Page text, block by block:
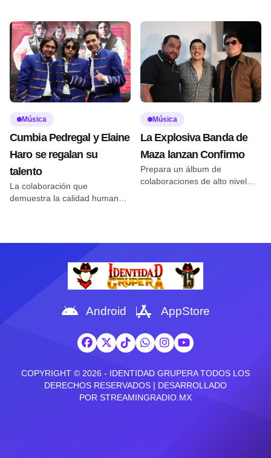
fotos cortesía La agrupación
originaria de Guadalajara
presentó el sencillo O Me Voy o
Te Vas, una nueva versión del
clásico de Marco Antonio Solís,
como adelanto de su próximo
EP De Corazón a Corazón, que
llegará el próximo 21 de agosto
[…]
realizada en Adoro Bar,
ubicado en el Barrio Antiguo de
Monterrey, Nuevo León, bajo la
dirección de la productora
Quetono. La historia refleja la
convivencia entre amigos y las
conversaciones que surgen
Música
Cumbia Pedregal y Elaine
Haro se regalan su
talento
La colaboración que
demuestra la calidad humana
colaboración que nació de la
afinidad artística entre ellos y la
demostrando que el éxito de
Música
La Explosiva Banda de
Maza lanzan Confirmo
Prepara un álbum de
colaboraciones de alto nivel
del sello Afinarte Music, con un
titularon Confirmo y un
ambicioso proyecto que reunirá
a figuras como Julio Preciado,
Android AppStore
COPYRIGHT © 2026 - IDENTIDAD GRUPERA TODOS LOS
DERECHOS RESERVADOS | DESARROLLADO
POR STREAMINGRADIO.MX